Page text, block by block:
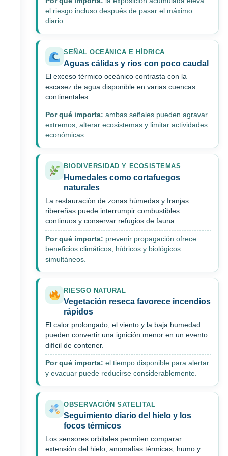
el riesgo incluso después de pasar el máximo
diario.
SEÑAL OCEÁNICA E HÍDRICA
Aguas cálidas y ríos con poco caudal
El exceso térmico oceánico contrasta con la
escasez de agua disponible en varias cuencas
continentales.
Por qué importa: ambas señales pueden agravar
extremos, alterar ecosistemas y limitar actividades
económicas.
BIODIVERSIDAD Y ECOSISTEMAS
Humedales como cortafuegos
naturales
La restauración de zonas húmedas y franjas
ribereñas puede interrumpir combustibles
continuos y conservar refugios de fauna.
Por qué importa: prevenir propagación ofrece
beneficios climáticos, hídricos y biológicos
simultáneos.
RIESGO NATURAL
Vegetación reseca favorece incendios
rápidos
El calor prolongado, el viento y la baja humedad
pueden convertir una ignición menor en un evento
difícil de contener.
Por qué importa: el tiempo disponible para alertar
y evacuar puede reducirse considerablemente.
OBSERVACIÓN SATELITAL
Seguimiento diario del hielo y los
focos térmicos
Los sensores orbitales permiten comparar
extensión del hielo, anomalías térmicas, humo y